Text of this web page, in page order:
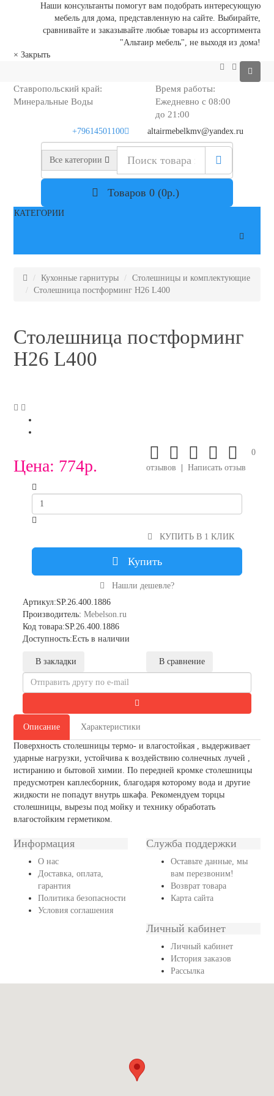
Наши консультанты помогут вам подобрать интересующую
мебель для дома, представленную на сайте. Выбирайте,
сравнивайте и заказывайте любые товары из ассортимента
"Альтаир мебель", не выходя из дома!
× Закрыть
Ставропольский край:
Минеральные Воды
Время работы:
Ежедневно с 08:00
до 21:00
+79614501100 altairmebelkmv@yandex.ru
Все категории
Товаров 0 (0р.)
КАТЕГОРИИ
Кухонные гарнитуры
Столешницы и комплектующие
Столешница постформинг H26 L400
Столешница постформинг
H26 L400
Цена: 774р.
0
отзывов
Написать отзыв
КУПИТЬ В 1 КЛИК
Купить
Нашли дешевле?
Артикул:SP.26.400.1886
Производитель: Mebelson.ru
Код товара:SP.26.400.1886
Доступность:Есть в наличии
В закладки В сравнение
Описание Характеристики
Поверхность столешницы термо- и влагостойкая , выдерживает
ударные нагрузки, устойчива к воздействию солнечных лучей ,
истиранию и бытовой химии. По передней кромке столешницы
предусмотрен каплесборник, благодаря которому вода и другие
жидкости не попадут внутрь шкафа. Рекомендуем торцы
столешницы, вырезы под мойку и технику обработать
влагостойким герметиком.
Информация
О нас
Доставка, оплата,
гарантия
Политика безопасности
Условия соглашения
Служба поддержки
Оставьте данные, мы
вам перезвоним!
Возврат товара
Карта сайта
Личный кабинет
Личный кабинет
История заказов
Рассылка